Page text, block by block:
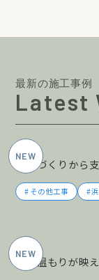
最新の施工事例
Latest
土地づくりから
その他工事
木の温もりが映